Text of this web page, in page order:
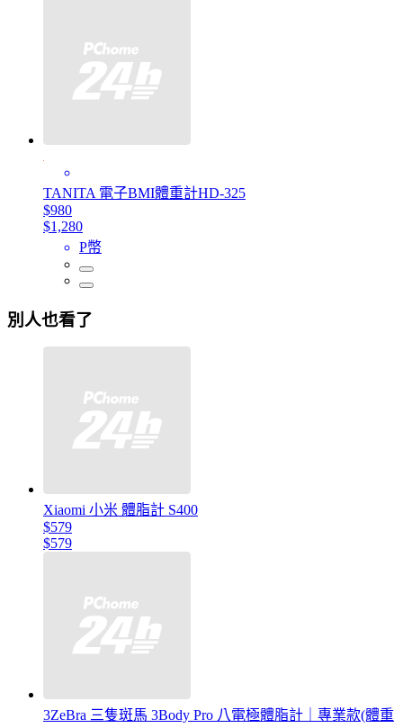
TANITA 電子BMI體重計HD-325
$980
$1,280
P幣
別人也看了
Xiaomi 小米 體脂計 S400
$579
$579
3ZeBra 三隻斑馬 3Body Pro 八電極體脂計｜專業款(體重